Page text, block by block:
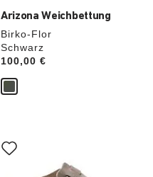
Arizona Weichbettung
Birko-Flor
Schwarz
Price:
100,00 €
Anklicken
der